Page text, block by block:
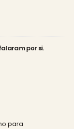
por si.
para